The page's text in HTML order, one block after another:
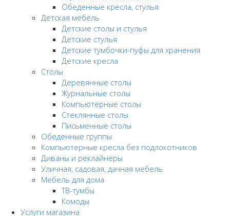
Обеденные кресла, стулья
Детская мебель
Детские столы и стулья
Детские стулья
Детские тумбочки-пуфы для хранения
Детские кресла
Столы
Деревянные столы
Журнальные столы
Компьютерные столы
Стеклянные столы
Письменные столы
Обеденные группы
Компьютерные кресла без подлокотников
Диваны и реклайнеры
Уличная, садовая, дачная мебель
Мебель для дома
ТВ-тумбы
Комоды
Услуги магазина